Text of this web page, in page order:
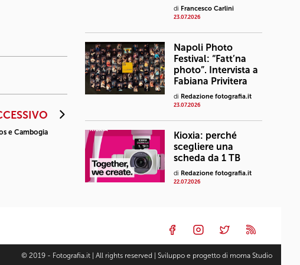
e Cambogia
di Francesco Carlini
23.07.2026
Napoli Photo
Festival: “Fatt’na
photo”. Intervista a
Fabiana Privitera
di Redazione fotografia.it
23.07.2026
Kioxia: perché
scegliere una
scheda da 1 TB
di Redazione fotografia.it
22.07.2026
© 2019 - Fotografia.it | All rights reserved | Sviluppo e progetto di moma Studio